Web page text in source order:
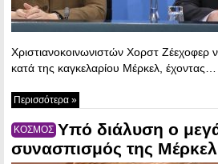
Χριστιανοκοινωνιστών Χορστ Ζέεχοφερ
κατά της καγκελαρίου Μέρκελ, έχοντας…
Περισσότερα »
ΚΟΣΜΟΣ Υπό διάλυση ο
συνασπισμός της